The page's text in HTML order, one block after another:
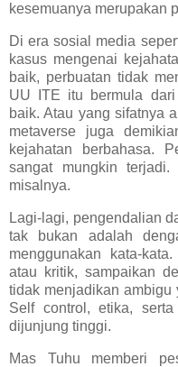
kesemuanya merupakan
Di era sosial media
kasus mengenai
baik, perbuatan tidak
UU ITE itu bermula
baik. Atau yang sifatnya
metaverse juga
kejahatan berbahasa.
sangat mungkin terjadi.
misalnya.
Lagi-lagi, pengendalian
tak bukan adalah
menggunakan kata-
atau kritik, sampaikan
tidak menjadikan ambigu
Self control, etika,
dijunjung tinggi.
Mas Tuhu memberi